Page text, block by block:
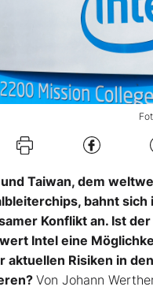
Taiwan, dem
bahnt sich
Konflikt an. Ist der
Intel eine
aktuellen Risiken in
Von Johann